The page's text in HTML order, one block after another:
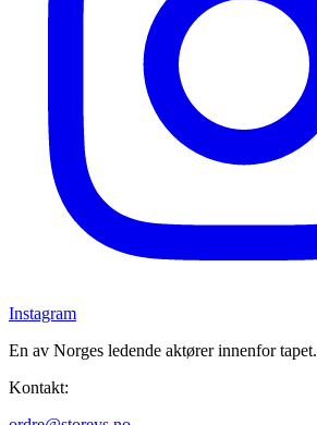
Instagram
En av Norges ledende aktører innenfor tapet.
Kontakt: